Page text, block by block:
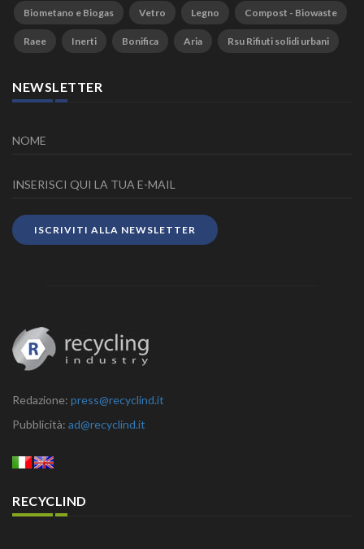
Biometano e Biogas Vetro Legno Compost - Biowaste
Raee Inerti Bonifica Aria Rsu Rifiuti solidi urbani
NEWSLETTER
ISCRIVITI ALLA NEWSLETTER
Redazione: press@recyclind.it
Pubblicità: ad@recyclind.it
RECYCLIND